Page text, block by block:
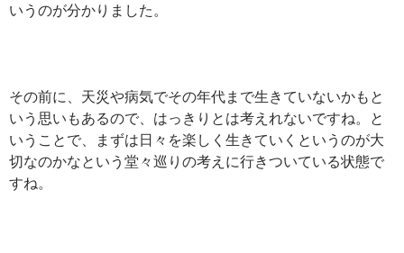
いうのが分かりました。
その前に、天災や病気でその年代まで生きていないかもと
いう思いもあるので、はっきりとは考えれないですね。と
いうことで、まずは日々を楽しく生きていくというのが大
切なのかなという堂々巡りの考えに行きついている状態で
すね。